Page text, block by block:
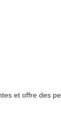
et offre des